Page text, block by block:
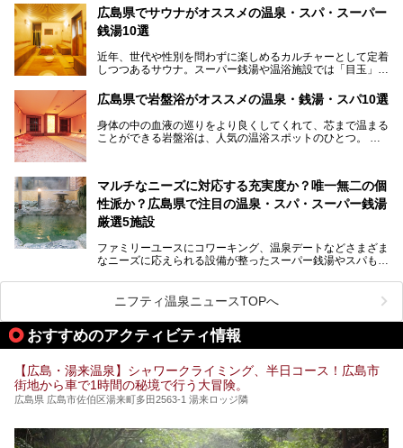
銭湯をご紹介します。
あの夏のヒロシマを生きた主人公すずさんの笑顔が、今もど
こかに輝きつづけていることをふと思い浮かべます。
そんな映画の舞台となった広島県呉市を中心に、広島のおす
広島県でサウナがオススメの温泉・スパ・スーパー
銭湯10選
近年、世代や性別を問わずに楽しめるカルチャーとして定着
しつつあるサウナ。スーパー銭湯や温浴施設では「目玉」と
わりと身体の内部を温めて発汗を促すサウナは、リフレッシ
ュ効果はもちろん、代謝が高まり健康や美容にも良い影響が
期待されます。今回はそんなサウナにこだわった、広島県内
のオススメ温泉・銭湯・スパ10ヶ所を紹介させていただき
ます。
広島県で岩盤浴がオススメの温泉・銭湯・スパ10選
身体の中の血液の巡りをより良くしてくれて、芯まで温まる
ことができる岩盤浴は、人気の温浴スポットのひとつ。
る、広島県でオススメの温泉・銭湯・スパをご紹介していき
ます！
マルチなニーズに対応する充実度か？唯一無二の個
性派か？広島県で注目の温泉・スパ・スーパー銭湯
厳選5施設
ファミリーユースにコワーキング、温泉デートなどさまざま
なニーズに応えられる設備が整ったスーパー銭湯やスパも、
いった個性が魅力の温泉も、どちらも充実している広島県。
今回は、そんな広島県にある温浴施設のなかから、筆者が
「一度訪ねてみたい」と気になっている魅力的な施設を5件
ピックアップして紹介します。
※2021/07/30時点の情報です。
ニフティ温泉ニュースTOPへ
おすすめのアクティビティ情報
【広島・湯来温泉】シャワークライミング、半日コース！広島市
街地から車で1時間の秘境で行う大冒険。
広島県 広島市佐伯区湯来町多田2563-1 湯来ロッジ隣